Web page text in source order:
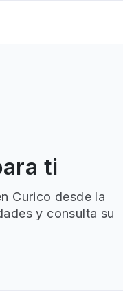
ti
Curico desde la
y consulta su